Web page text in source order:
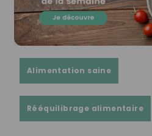
Alimentation saine
Rééquilibrage alimentaire